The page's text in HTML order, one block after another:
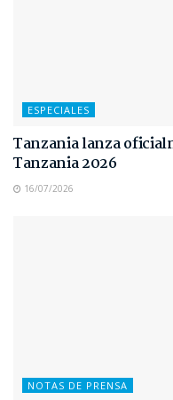
ESPECIALES
Tanzania lanza
Tanzania 2026
16/07/2026
NOTAS DE PRENSA